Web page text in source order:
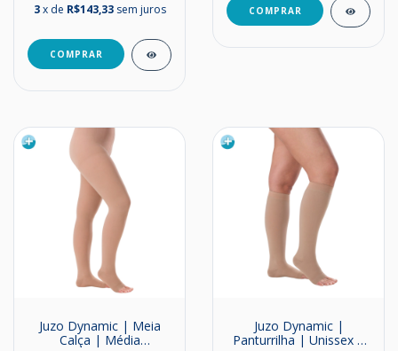
3 x de R$143,33 sem juros
Juzo Dynamic | Meia
Calça | Média
Juzo Dynamic |
Panturrilha | Unissex |